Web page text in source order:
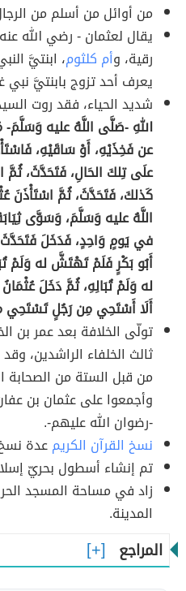
من أوائل من أسلم من
يقال لعثمان - رضي الله
رقية، وأم كلثوم، ابنتيَّ
يعرف أحد تزوج بابنتيَّ نبي
شديد الحياء، فقد روت
اللهِ -صَلَّى اللَّهُ عليه
عن فَخِذَيْهِ، أَوْ سَاقَيْهِ،
علَى تِلكَ الحَالِ، فَتَحَدَّثَ،
كَذلكَ، فَتَحَدَّثَ، ثُمَّ اسْتَأْذَنَ
اللَّهُ عليه وَسَلَّمَ، وَسَوَّى
في يَومٍ وَاحِدٍ، فَدَخَلَ
أَبُو بَكْرٍ فَلَمْ تَهْتَشَّ له وَلَمْ
له وَلَمْ تُبَالِهِ، ثُمَّ دَخَلَ
أَلَا أَسْتَحِي مِن رَجُلٍ تَسْتَحِي
تولّى الخلافة بعد عمر بن
ثالث الخلفاء الراشدين،
من قبل الستة من الصحابة
وأجمعوا على عثمان بن
-رضوان الله عليهم-.
نسخ القرآن الكريمعدة
تم إنشاء أسطول بحريّ
زاد في مساحة المسجد
المدينة.
المراجع